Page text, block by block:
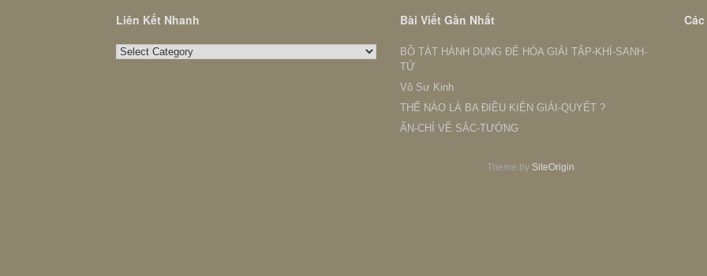
Liên Kết Nhanh
Liên
Bài Viết Gần Nhất
BỒ TÁT HÀNH DỤNG ĐỂ HÓA GIẢI TẬP-KHÍ-SANH-
TỬ
Vô Sư Kinh
THẾ NÀO LÀ BA ĐIỀU KIỆN GIẢI-QUYẾT ?
ẤN-CHỈ VỀ SẮC-TƯỚNG
Theme by SiteOrigin